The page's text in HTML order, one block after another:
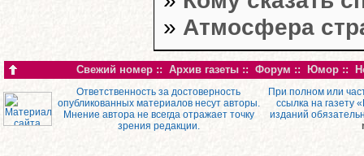
» Атмосфера
Свежий номер :: Архив газеты :: Форум :: Юмор ::
Ответственность за достоверность
опубликованных материалов несут авторы.
Мнение автора не всегда отражает точку
зрения редакции.
При полном или
ссылка на газету
изданий